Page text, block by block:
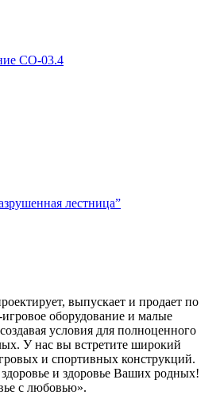
СО-03.4
лестница”
выпускает и продает по
оборудование и малые
условия для полноценного
У нас вы встретите широкий
и спортивных конструкций.
и здоровье Ваших родных!
с любовью».